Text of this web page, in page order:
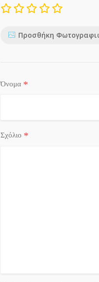
Προσθήκη
Όνομα *
Σχόλιο *